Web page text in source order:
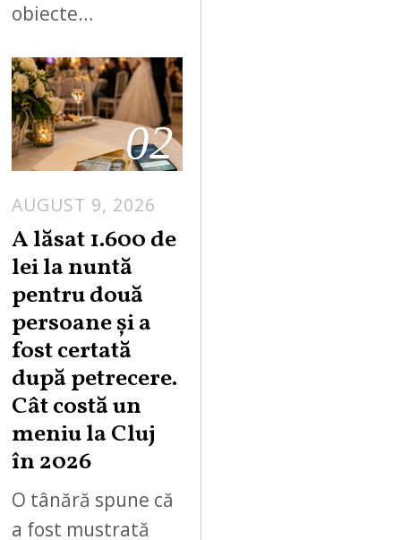
obiecte…
02
AUGUST 9, 2026
A lăsat 1.600 de
lei la nuntă
pentru două
persoane și a
fost certată
după petrecere.
Cât costă un
meniu la Cluj
în 2026
O tânără spune că
a fost mustrată